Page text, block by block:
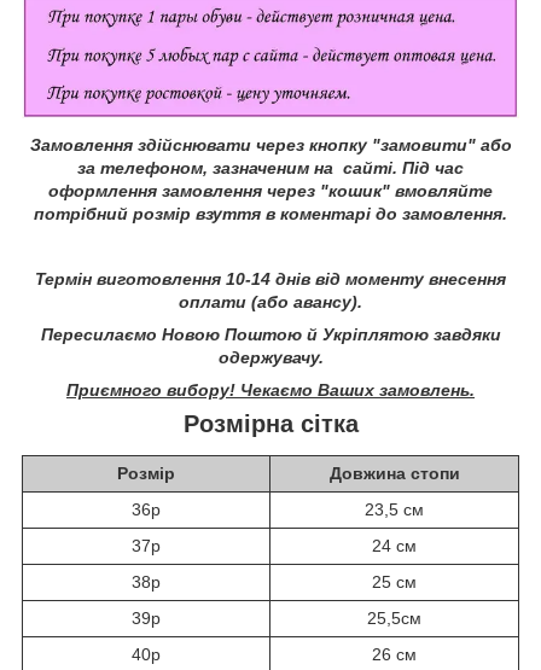
Замовлення здійснювати через кнопку "замовити" або
за телефоном, зазначеним на сайті. Під час
оформлення замовлення через "кошик" вмовляйте
потрібний розмір взуття в коментарі до замовлення.
Термін виготовлення 10-14 днів від моменту внесення
оплати (або авансу).
Пересилаємо Новою Поштою й Укріплятою завдяки
одержувачу.
Приємного вибору! Чекаємо Ваших замовлень.
Розмірна сітка
Розмір
Довжина стопи
36р
23,5 см
37р
24 см
38р
25 см
39р
25,5см
40р
26 см